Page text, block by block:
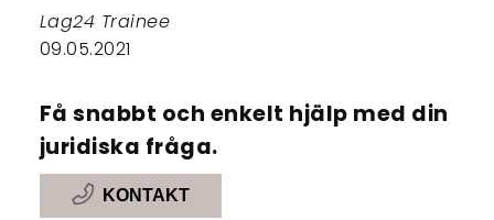
Lag24 Trainee
09.05.2021
Få snabbt och enkelt hjälp med din
juridiska fråga.
KONTAKT